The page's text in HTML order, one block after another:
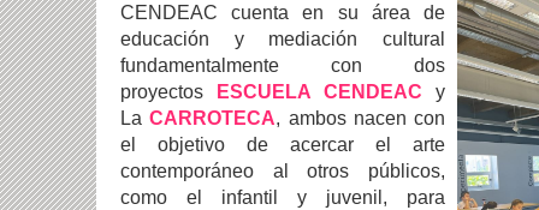
CENDEAC cuenta en su área de
educación y mediación cultural
fundamentalmente con dos
proyectos ESCUELA CENDEAC y
LaCARROTECA, ambos nacen con
el objetivo de acercar el arte
contemporáneo al otros públicos,
como el infantil y juvenil, para